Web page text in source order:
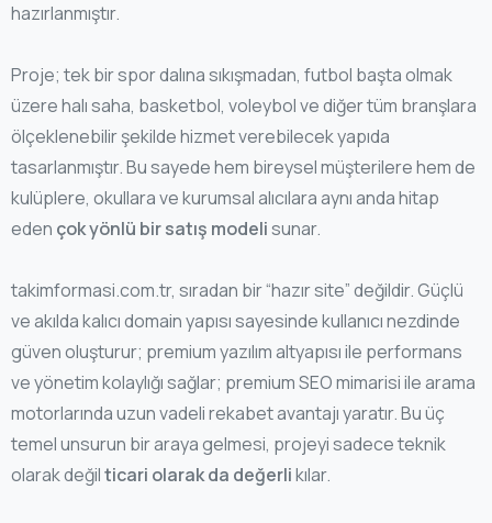
hazırlanmıştır.
Proje; tek bir spor dalına sıkışmadan, futbol başta olmak
üzere halı saha, basketbol, voleybol ve diğer tüm branşlara
ölçeklenebilir şekilde hizmet verebilecek yapıda
tasarlanmıştır. Bu sayede hem bireysel müşterilere hem de
kulüplere, okullara ve kurumsal alıcılara aynı anda hitap
eden çok yönlü bir satış modelisunar.
takimformasi.com.tr, sıradan bir “hazır site” değildir. Güçlü
ve akılda kalıcı domain yapısı sayesinde kullanıcı nezdinde
güven oluşturur; premium yazılım altyapısı ile performans
ve yönetim kolaylığı sağlar; premium SEO mimarisi ile arama
motorlarında uzun vadeli rekabet avantajı yaratır. Bu üç
temel unsurun bir araya gelmesi, projeyi sadece teknik
olarak değilticari olarak da değerlikılar.